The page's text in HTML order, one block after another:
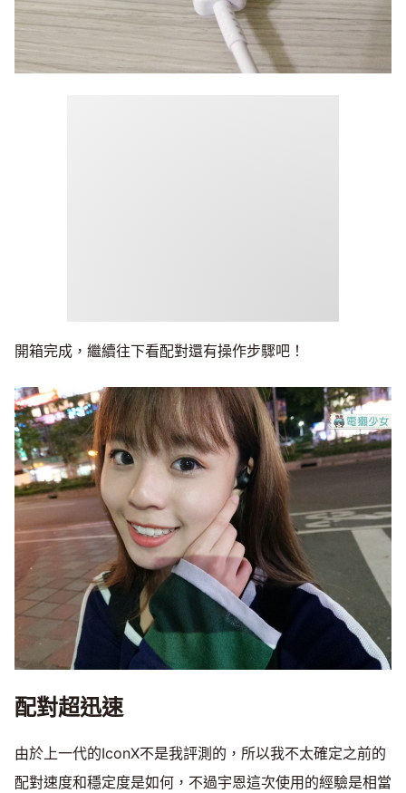
開箱完成，繼續往下看配對還有操作步驟吧！
配對超迅速
由於上一代的IconX不是我評測的，所以我不太確定之前的
配對速度和穩定度是如何，不過宇恩這次使用的經驗是相當